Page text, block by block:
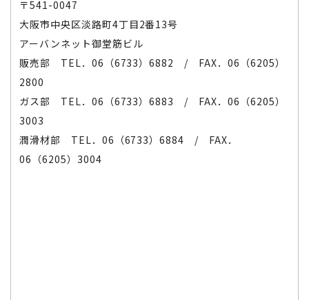
〒541-0047
大阪市中央区淡路町4丁目2番13号
アーバンネット御堂筋ビル
販売部 TEL．06（6733）6882 / FAX．06（6205）
2800
ガス部 TEL．06（6733）6883 / FAX．06（6205）
3003
潤滑材部 TEL．06（6733）6884 / FAX．
06（6205）3004